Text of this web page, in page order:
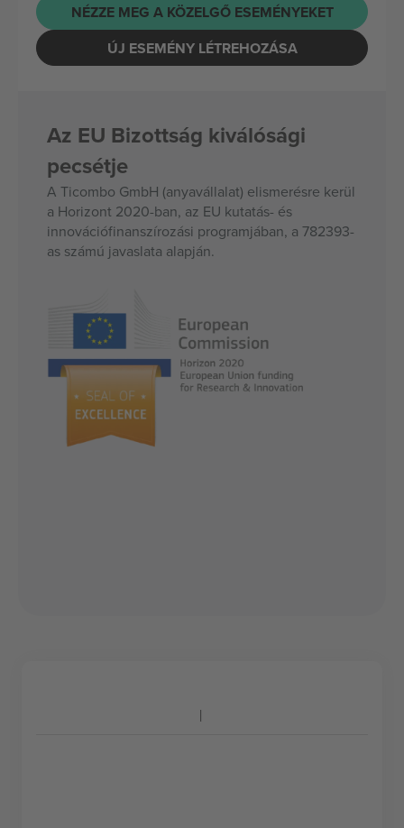
NÉZZE MEG A KÖZELGŐ ESEMÉNYEKET
ÚJ ESEMÉNY LÉTREHOZÁSA
Az EU Bizottság kiválósági
pecsétje
A Ticombo GmbH (anyavállalat) elismerésre kerül
a Horizont 2020-ban, az EU kutatás- és
innovációfinanszírozási programjában, a 782393-
as számú javaslata alapján.